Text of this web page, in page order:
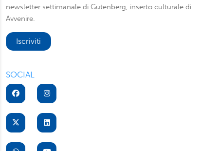
newsletter settimanale di Gutenberg, inserto culturale di
Avvenire.
Iscriviti
SOCIAL